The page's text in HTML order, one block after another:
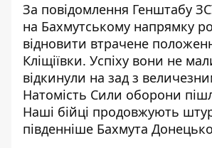
За повідомлення Генштабу
на Бахмутському напрямку
відновити втрачене
Кліщіївки. Успіху вони не
відкинули на зад з
Натомість Сили оборони
Наші бійці продовжують
південніше Бахмута